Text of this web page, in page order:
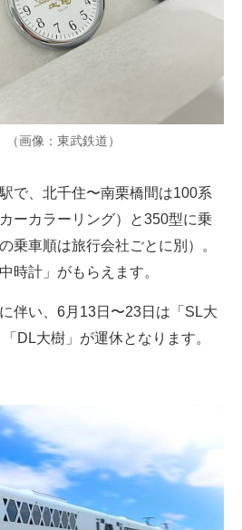
画像：東武鉄道）
で、北千住〜南栗橋間は100系
ーカラーリング）と350型に乗
乗車順は旅行会社ごとに別）。
時計」がもらえます。
伴い、6月13日〜23日は「SL大
DL大樹」が運休となります。